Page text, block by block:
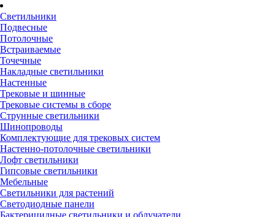
Светильники
Подвесные
Потолочные
Встраиваемые
Точечные
Накладные светильники
Настенные
Трековые и шинные
Трековые системы в сборе
Струнные светильники
Шинопроводы
Комплектующие для трековых систем
Настенно-потолочные светильники
Лофт светильники
Гипсовые светильники
Мебельные
Светильники для растений
Светодиодные панели
Бактерицидные светильники и облучатели